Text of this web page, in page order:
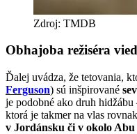
Zdroj: TMDB
Obhajoba režiséra
Ďalej uvádza, že tetovania,
Ferguson) sú inšpirované
je podobné ako druh hidžábu
ktorá je takmer na vlas
v Jordánsku či v okolo